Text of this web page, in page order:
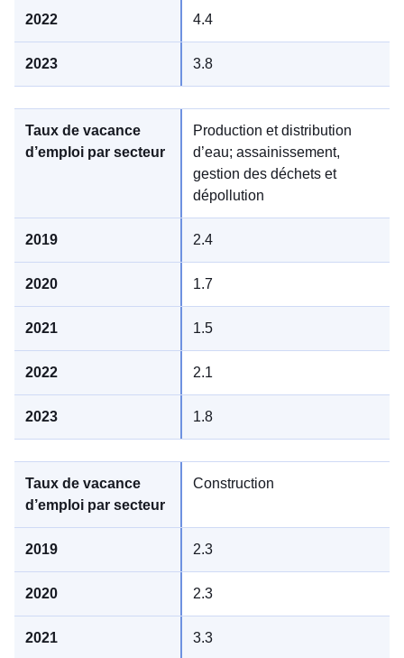
4.4
3.8
Production et distribution
d’eau; assainissement,
gestion des déchets et
dépollution
2.4
1.7
1.5
2.1
1.8
Construction
2.3
2.3
3.3